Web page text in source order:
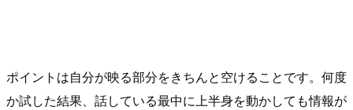
ポイントは自分が映る部分をきちんと空けることです。何度
か試した結果、話している最中に上半身を動かしても情報が